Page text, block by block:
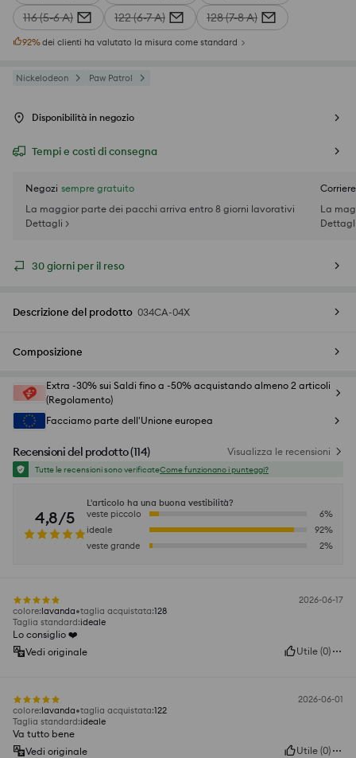
116 (5-6 A)
122 (6-7 A) 128 (7-8 A)
92%dei clienti ha valutato la misura come standard
Nickelodeon Paw Patrol
Disponibilità in negozio
Tempi e costi di consegna
Negozi sempre gratuito
La maggior parte dei pacchi arriva entro 8 giorni lavorativi
Dettagli >
La
30 giorni per il reso
Descrizione del prodotto 034CA-04X
Composizione
Extra -30% sui Saldi fino a -50% acquistando almeno 2 articoli
(Regolamento)
Facciamo parte dell'Unione europea
Recensioni del prodotto(114) Visualizza le recensioni
Tutte le recensioni sono verificateCome funzionano i punteggi?
4,8/5
L'articolo ha una buona vestibilità?
veste piccolo
6%
ideale
92%
veste grande
2%
2026-06-17
colore:lavanda taglia acquistata:128
Taglia standard:ideale
Lo consiglio ❤️
Vedi originale
Utile (0)
2026-06-01
colore:lavanda taglia acquistata:122
Taglia standard:ideale
Va tutto bene
Vedi originale
Utile (0)